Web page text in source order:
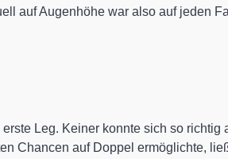
auf Augenhöhe war also auf jeden
Leg. Keiner konnte sich so
Chancen auf Doppel ermöglichte,